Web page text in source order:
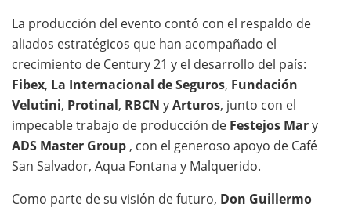
La producción del evento contó con el respaldo de
aliados estratégicos que han acompañado el
crecimiento de Century 21 y el desarrollo del país:
Fibex, La Internacional de Seguros, Fundación
Velutini, Protinal, RBCN yArturos, junto con el
impecable trabajo de producción de Festejos Mary
ADS Master Group , con el generoso apoyo de Café
San Salvador, Aqua Fontana y Malquerido.
Como parte de su visión de futuro, Don Guillermo